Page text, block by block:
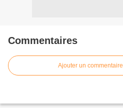
Commentaires
Ajouter un commentaire